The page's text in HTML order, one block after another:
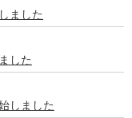
ました
した
しました